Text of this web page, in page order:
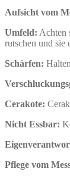
Aufsicht vom
Umfeld: Achten
rutschen und sie
Schärfen:
Cerakote:
Nicht Essbar:
Pflege vom